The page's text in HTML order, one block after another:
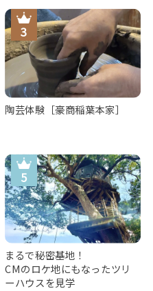
陶芸体験［豪商稲葉本家］
まるで秘密基地！
CMのロケ地にもなったツリ
ーハウスを見学